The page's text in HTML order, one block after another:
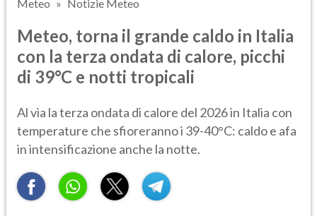
Meteo Notizie Meteo
Meteo, torna il grande caldo in Italia
con la terza ondata di calore, picchi
di 39°C e notti tropicali
Al via la terza ondata di calore del 2026 in Italia con
temperature che sfioreranno i 39-40°C: caldo e afa
in intensificazione anche la notte.